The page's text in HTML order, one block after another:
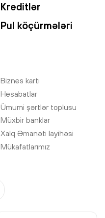
Kreditlər
Pul köçürmələri
Biznes kartı
Hesabatlar
Ümumi şərtlər toplusu
Müxbir banklar
Xalq Əmanəti layihəsi
Mükafatlarımız